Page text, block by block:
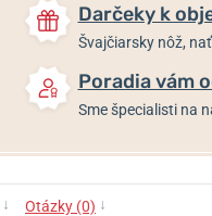
Darčeky k
Švajčiarsky nôž,
Poradia vám
Sme špecialisti na
↓ Otázky (0) ↓